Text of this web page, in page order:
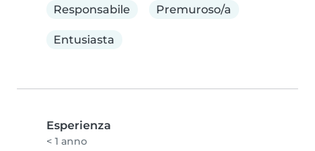
Responsabile
Premuroso/a
Entusiasta
Esperienza
< 1 anno